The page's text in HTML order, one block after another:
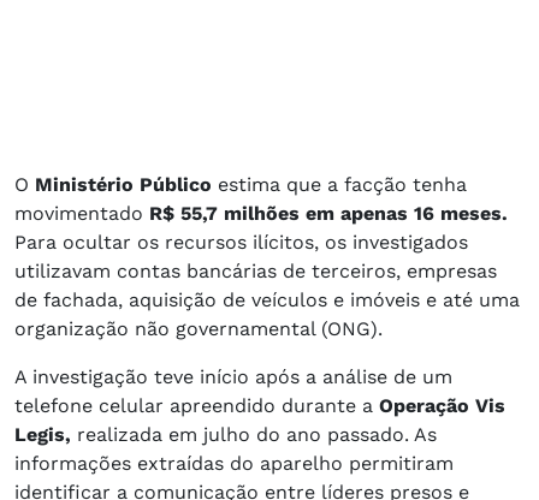
O Ministério Público estima que a facção tenha
movimentado R$ 55,7 milhões em apenas 16 meses.
Para ocultar os recursos ilícitos, os investigados
utilizavam contas bancárias de terceiros, empresas
de fachada, aquisição de veículos e imóveis e até uma
organização não governamental (ONG).
A investigação teve início após a análise de um
telefone celular apreendido durante a Operação Vis
Legis, realizada em julho do ano passado. As
informações extraídas do aparelho permitiram
identificar a comunicação entre líderes presos e